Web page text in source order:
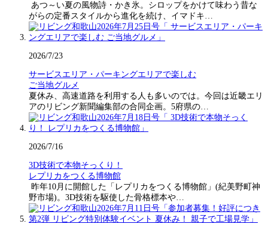
あつ～い夏の風物詩・かき氷。シロップをかけて味わう昔な
がらの定番スタイルから進化を続け、イマドキ…
2026/7/23
サービスエリア・パーキングエリアで楽しむ
ご当地グルメ
夏休み、高速道路を利用する人も多いのでは。今回は近畿エリ
アのリビング新聞編集部の合同企画。5府県の…
2026/7/16
3D技術で本物そっくり！
レプリカをつくる博物館
昨年10月に開館した「レプリカをつくる博物館」(紀美野町神
野市場)。3D技術を駆使した骨格標本や…